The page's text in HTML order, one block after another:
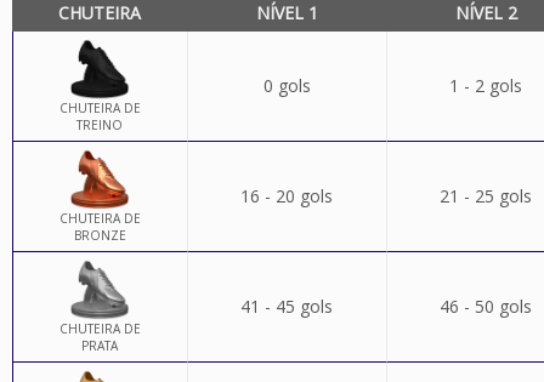
CHUTEIRA NÍVEL 1 NÍVEL 2
CHUTEIRA DE
TREINO
0 gols 1 - 2 gols
CHUTEIRA DE
BRONZE
16 - 20 gols 21 - 25 gols
CHUTEIRA DE
PRATA
41 - 45 gols 46 - 50 gols